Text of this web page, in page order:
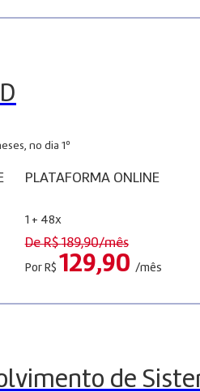
no dia 1º
PLATAFORMA ONLINE
1 + 48x
De R$189,90/mês
Por R$ 129,90 /mês
de